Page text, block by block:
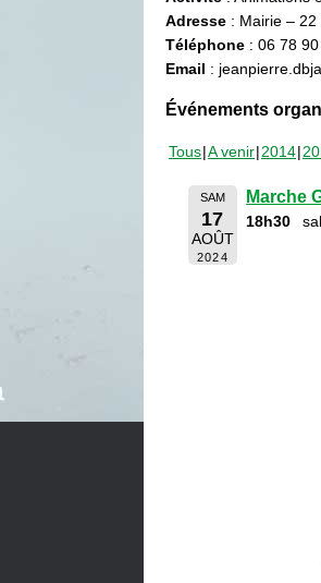
Adresse : Mairie –
Téléphone : 06 78
Email :
Événements
Tous A venir 2014
SAM
17
AOÛT
2024
Marche
18h30